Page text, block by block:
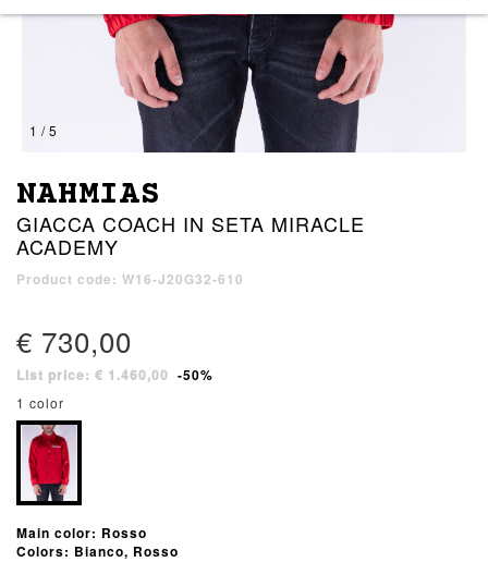
1 / 5
NAHMIAS
GIACCA COACH IN SETA MIRACLE
ACADEMY
Product code: W16-J20G32-610
€ 730,00
List price: € 1.460,00 -50%
1 color
Main color: Rosso
Colors: Bianco, Rosso